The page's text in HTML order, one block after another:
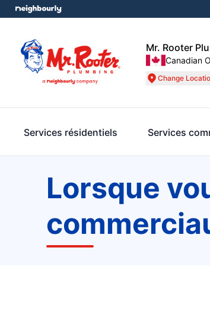
Mr. Rooter
Canadian
Change
Services résidentiels Services
Lorsque